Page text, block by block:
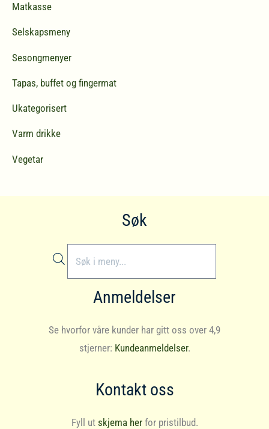
Matkasse
Selskapsmeny
Sesongmenyer
Tapas, buffet og fingermat
Ukategorisert
Varm drikke
Vegetar
Søk
Anmeldelser
Se hvorfor våre kunder har gitt oss over 4,9
stjerner: Kundeanmeldelser.
Kontakt oss
Fyll ut skjema herfor pristilbud.